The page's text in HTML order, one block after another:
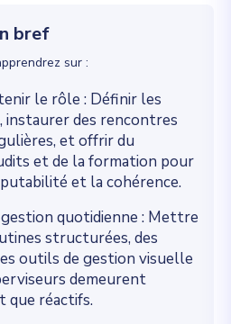
bref
sur :
le rôle : Définir les
instaurer des rencontres
et offrir du
et de la formation pour
et la cohérence.
quotidienne : Mettre
structurées, des
outils de gestion visuelle
demeurent
réactifs.